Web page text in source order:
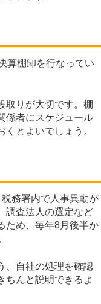
算棚卸を行なってい
取りが大切です。棚
係者にスケジュール
とよいでしょう。
務署内で人事異動が
調査法人の選定など
ため、毎年8月後半か
、自社の処理を確認
ちんと説明できるよ